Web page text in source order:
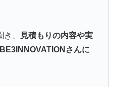
、
見積もりの内容や実
さんに